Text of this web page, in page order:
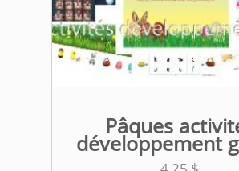
Pâques
développement